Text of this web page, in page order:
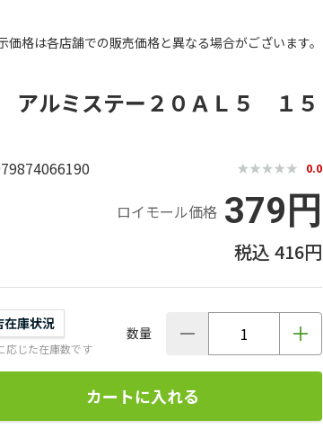
価格は各店舗での販売価格と異なる場合がございます。
アルミステー２０ＡＬ５ １５
0.0
ロイモール価格 379円
416円
在庫状況
応じた在庫数です
数量
カートに入れる